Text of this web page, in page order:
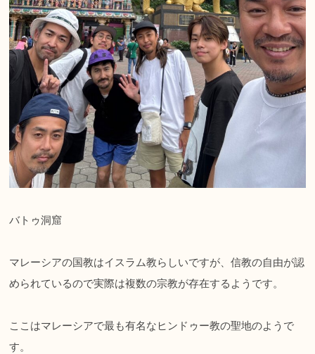
バトゥ洞窟
マレーシアの国教はイスラム教らしいですが、信教の自由が認
められているので実際は複数の宗教が存在するようです。
ここはマレーシアで最も有名なヒンドゥー教の聖地のようで
す。